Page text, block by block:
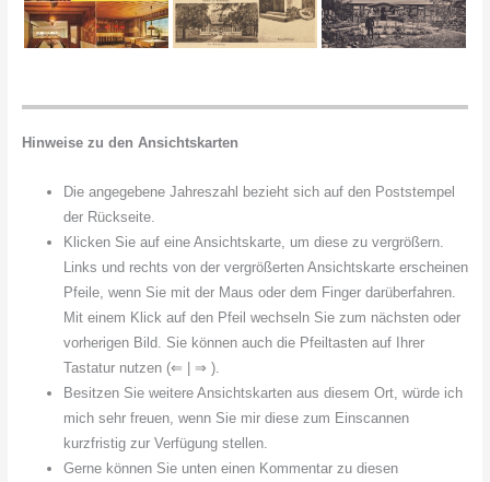
Hinweise zu den Ansichtskarten
Die angegebene Jahreszahl bezieht sich auf den Poststempel
der Rückseite.
Klicken Sie auf eine Ansichtskarte, um diese zu vergrößern.
Links und rechts von der vergrößerten Ansichtskarte erscheinen
Pfeile, wenn Sie mit der Maus oder dem Finger darüberfahren.
Mit einem Klick auf den Pfeil wechseln Sie zum nächsten oder
vorherigen Bild. Sie können auch die Pfeiltasten auf Ihrer
Tastatur nutzen (⇐ | ⇒ ).
Besitzen Sie weitere Ansichtskarten aus diesem Ort, würde ich
mich sehr freuen, wenn Sie mir diese zum Einscannen
kurzfristig zur Verfügung stellen.
Gerne können Sie unten einen Kommentar zu diesen